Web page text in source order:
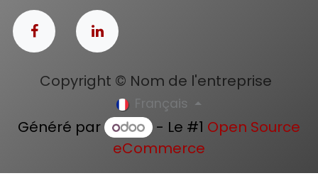
Copyright © Nom de l'entreprise
Français
Généré par - Le #1 Open Source
eCommerce